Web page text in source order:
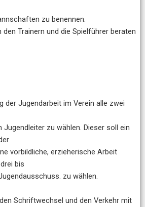
zu benennen.
Trainern und die Spielführer beraten
der Jugendarbeit im Verein alle zwei
Jugendleiter zu wählen. Dieser soll ein
vorbildliche, erzieherische Arbeit
bis
zu wählen.
Schriftwechsel und den Verkehr mit